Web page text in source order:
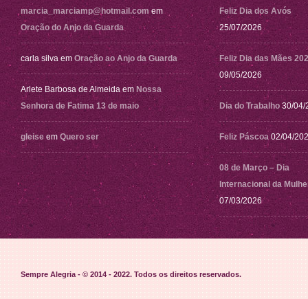
marcia_marciamp@hotmail.com em
Oração do Anjo da Guarda
carla silva em Oração ao Anjo da Guarda
Arlete Barbosa de Almeida em Nossa
Senhora de Fatima 13 de maio
gleise em Quero ser
Feliz Dia dos Avós
25/07/2026
Feliz Dia das Mães
09/05/2026
Dia do Trabalho 30/04/
Feliz Páscoa 02/04/
08 de Março – Dia
Internacional da
07/03/2026
Sempre Alegria - © 2014 - 2022. Todos os direitos reservados.